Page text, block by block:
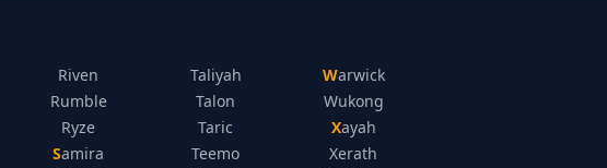
Riven
Rumble
Ryze
Samira
Taliyah
Talon
Taric
Teemo
Warwick
Wukong
Xayah
Xerath